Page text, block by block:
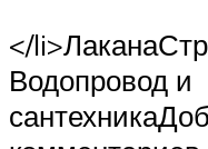
</
Водопровод и